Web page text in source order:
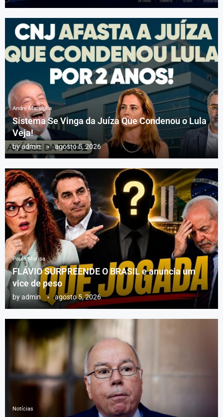
Andre Marsiglia
Sistema Se Vinga da Juíza Que Condenou o Lula
Veja!
byadmin agosto 5, 2026
Paula Marisa
FLÁVIO SURPREENDE O BRASIL e anuncia um
vice de peso
byadmin agosto 5, 2026
Notícias